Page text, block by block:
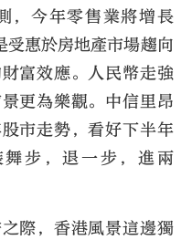
，今年零售業將增長
惠於房地產市場趨向
富效應。人民幣走強
更為樂觀。中信里昂
市走勢，看好下半年
步，退一步，進兩
際，香港風景這邊獨